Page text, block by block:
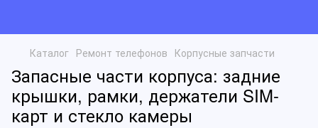
Каталог Ремонт телефонов Корпусные запчасти
Запасные части корпуса: задние
крышки, рамки, держатели SIM-
карт и стекло камеры